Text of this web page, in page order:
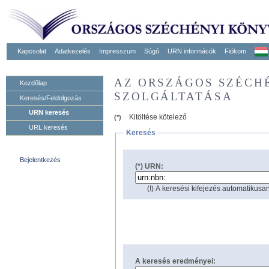
Kapcsolat Adatkezelés Impresszum Súgó URN informácók Fiókom
Kezdőlap
Keresés/Feldolgozás
URN keresés
URL keresés
Bejelentkezés
AZ ORSZÁGOS
SZOLGÁLTATÁSA
(*)
Kitöltése kötelező
Keresés
(*) URN:
(!) A keresési kifejezés
A keresés eredményei: